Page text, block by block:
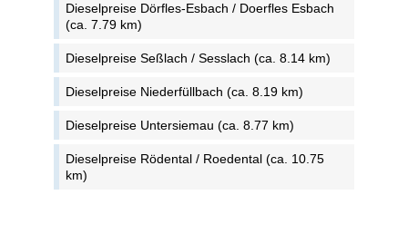
Dieselpreise Dörfles-Esbach / Doerfles Esbach
(ca. 7.79 km)
Dieselpreise Seßlach / Sesslach (ca. 8.14 km)
Dieselpreise Niederfüllbach (ca. 8.19 km)
Dieselpreise Untersiemau (ca. 8.77 km)
Dieselpreise Rödental / Roedental (ca. 10.75
km)